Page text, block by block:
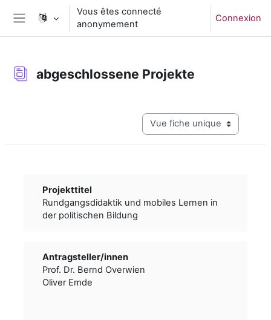
Passer au contenu principal
Panneau latéral
Vous êtes connecté
anonymement
Connexion
abgeschlossene Projekte
Navigation tertiaire du mode
Projekttitel
Rundgangsdidaktik und mobiles Lernen in
der politischen Bildung
Antragsteller/­­innen
Prof. Dr. Bernd Overwien
Oliver Emde